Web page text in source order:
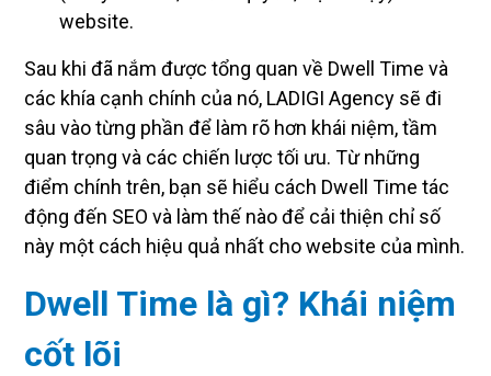
website.
Sau khi đã nắm được tổng quan về Dwell Time và
các khía cạnh chính của nó, LADIGI Agency sẽ đi
sâu vào từng phần để làm rõ hơn khái niệm, tầm
quan trọng và các chiến lược tối ưu. Từ những
điểm chính trên, bạn sẽ hiểu cách Dwell Time tác
động đến SEO và làm thế nào để cải thiện chỉ số
này một cách hiệu quả nhất cho website của mình.
Dwell Time là gì? Khái niệm
cốt lõi